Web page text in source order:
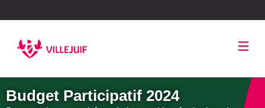
Budget Participatif 2024